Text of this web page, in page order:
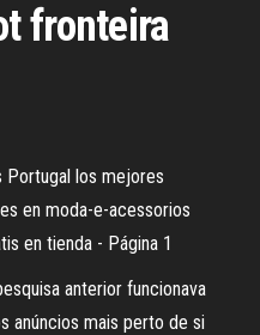
fronteira
Portugal los mejores
en moda-e-acessorios
en tienda - Página 1
anterior funcionava
anúncios mais perto de si